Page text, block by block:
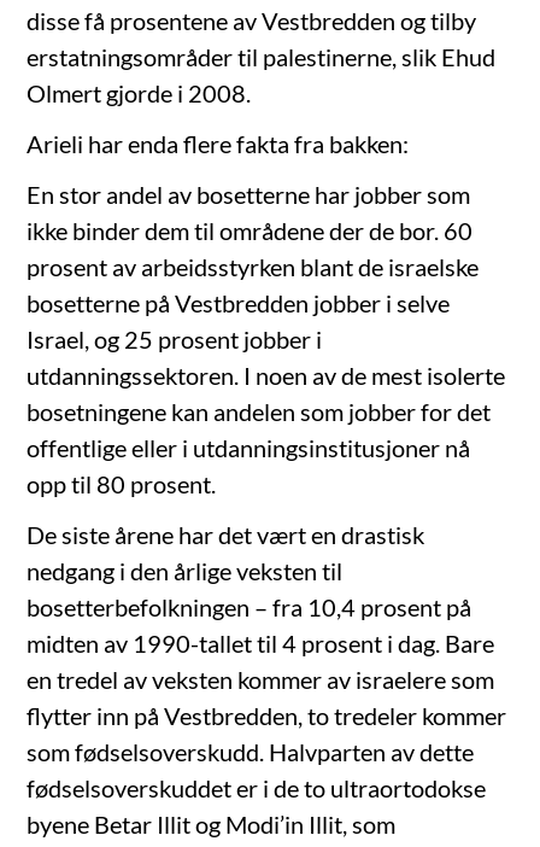
disse få prosentene av Vestbredden og tilby
erstatningsområder til palestinerne, slik Ehud
Olmert gjorde i 2008.
Arieli har enda flere fakta fra bakken:
En stor andel av bosetterne har jobber som
ikke binder dem til områdene der de bor. 60
prosent av arbeidsstyrken blant de israelske
bosetterne på Vestbredden jobber i selve
Israel, og 25 prosent jobber i
utdanningssektoren. I noen av de mest isolerte
bosetningene kan andelen som jobber for det
offentlige eller i utdanningsinstitusjoner nå
opp til 80 prosent.
De siste årene har det vært en drastisk
nedgang i den årlige veksten til
bosetterbefolkningen – fra 10,4 prosent på
midten av 1990-tallet til 4 prosent i dag. Bare
en tredel av veksten kommer av israelere som
flytter inn på Vestbredden, to tredeler kommer
som fødselsoverskudd. Halvparten av dette
fødselsoverskuddet er i de to ultraortodokse
byene Betar Illit og Modi’in Illit, som